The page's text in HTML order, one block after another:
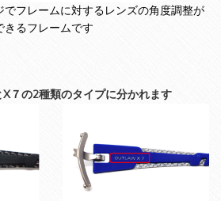
でフレームに対するレンズの角度調整が
きるフレームです
７の2種類のタイプに分かれます